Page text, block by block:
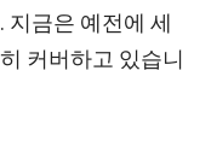
지금은 예전에 세
커버하고 있습니